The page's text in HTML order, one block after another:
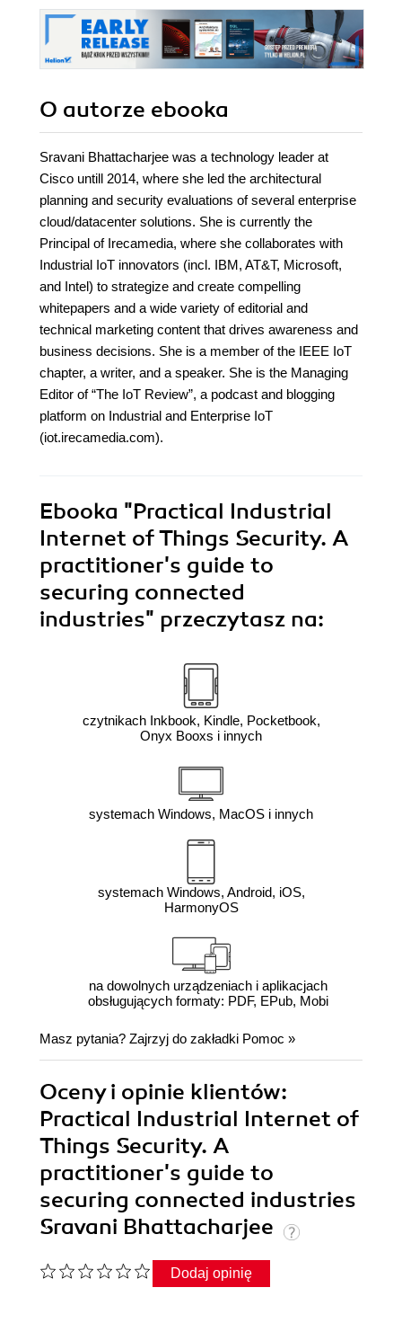
O autorze ebooka
Sravani Bhattacharjee was a technology leader at
Cisco untill 2014, where she led the architectural
planning and security evaluations of several enterprise
cloud/datacenter solutions. She is currently the
Principal of Irecamedia, where she collaborates with
Industrial IoT innovators (incl. IBM, AT&T, Microsoft,
and Intel) to strategize and create compelling
whitepapers and a wide variety of editorial and
technical marketing content that drives awareness and
business decisions. She is a member of the IEEE IoT
chapter, a writer, and a speaker. She is the Managing
Editor of “The IoT Review”, a podcast and blogging
platform on Industrial and Enterprise IoT
(iot.irecamedia.com).
Ebooka "Practical Industrial
Internet of Things Security. A
practitioner's guide to
securing connected
industries" przeczytasz na:
czytnikach Inkbook, Kindle, Pocketbook,
Onyx Booxs i innych
systemach Windows, MacOS i innych
systemach Windows, Android, iOS,
HarmonyOS
na dowolnych urządzeniach i aplikacjach
obsługujących formaty: PDF, EPub, Mobi
Masz pytania? Zajrzyj do zakładki Pomoc »
Oceny i opinie klientów:
Practical Industrial Internet of
Things Security. A
practitioner's guide to
securing connected industries
Sravani Bhattacharjee
Dodaj opinię